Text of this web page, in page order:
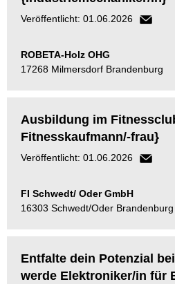
Veröffentlicht: 01.06.2026
ROBETA-Holz OHG
17268 Milmersdorf Brandenburg
Ausbildung im
Fitnesskaufmann/-frau}
Veröffentlicht: 01.06.2026
FI Schwedt/ Oder GmbH
16303 Schwedt/Oder Brandenburg
Entfalte dein Potenzial
werde Elektroniker/in für